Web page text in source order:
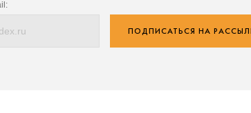
ПОДПИСАТЬСЯ НА